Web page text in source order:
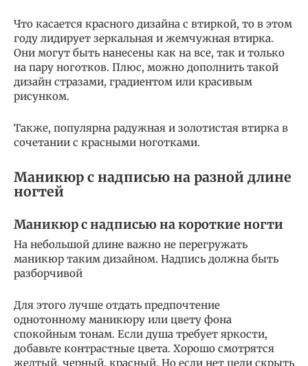
Что касается красного дизайна с втиркой, то в этом
году лидирует зеркальная и жемчужная втирка.
Они могут быть нанесены как на все, так и только
на пару ноготков. Плюс, можно дополнить такой
дизайн стразами, градиентом или красивым
рисунком.
Также, популярна радужная и золотистая втирка в
сочетании с красными ноготками.
Маникюр с надписью на разной длине
ногтей
Маникюр с надписью на короткие ногти
На небольшой длине важно не перегружать
маникюр таким дизайном. Надпись должна быть
разборчивой
Для этого лучше отдать предпочтение
однотонному маникюру или цвету фона
спокойным тонам. Если душа требует яркости,
добавьте контрастные цвета. Хорошо смотрятся
желтый, черный, красный. Но если нет цели скрыть